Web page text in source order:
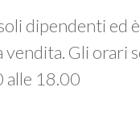
dipendenti ed
vendita. Gli orari
alle 18.00